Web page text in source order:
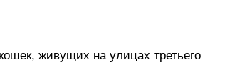
живущих на улицах третьего